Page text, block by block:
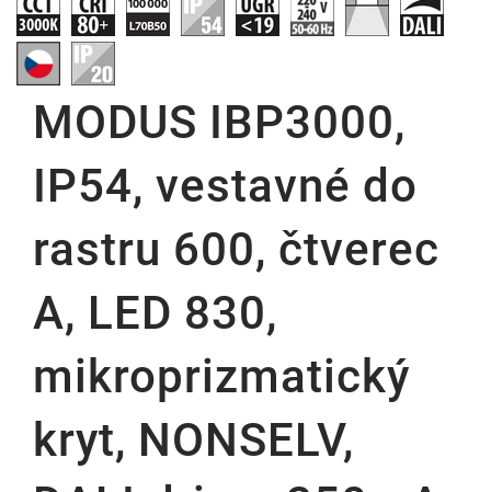
MODUS IBP3000,
IP54, vestavné do
rastru 600, čtverec
A, LED 830,
mikroprizmatický
kryt, NONSELV,